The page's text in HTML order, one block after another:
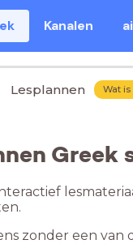
Kanalen
Lesplannen Wat is
Greek
zonder een van